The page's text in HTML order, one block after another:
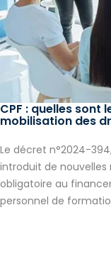
CPF : quelles sont
mobilisation des
Le décret n°2024-
introduit de
obligatoire au
personnel de